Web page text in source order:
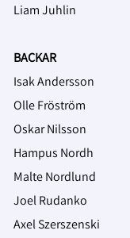
Liam Juhlin
BACKAR
Isak Andersson
Olle Fröström
Oskar Nilsson
Hampus Nordh
Malte Nordlund
Joel Rudanko
Axel Szerszenski